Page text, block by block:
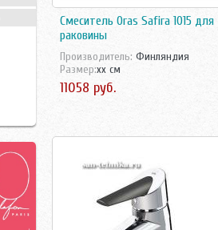
Смеситель Oras Safira 1015 для
раковины
Производитель: Финляндия
Размер:xx см
11058 руб.